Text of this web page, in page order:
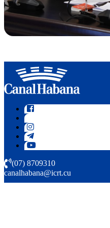
(07) 8709310
canalhabana@icrt.cu